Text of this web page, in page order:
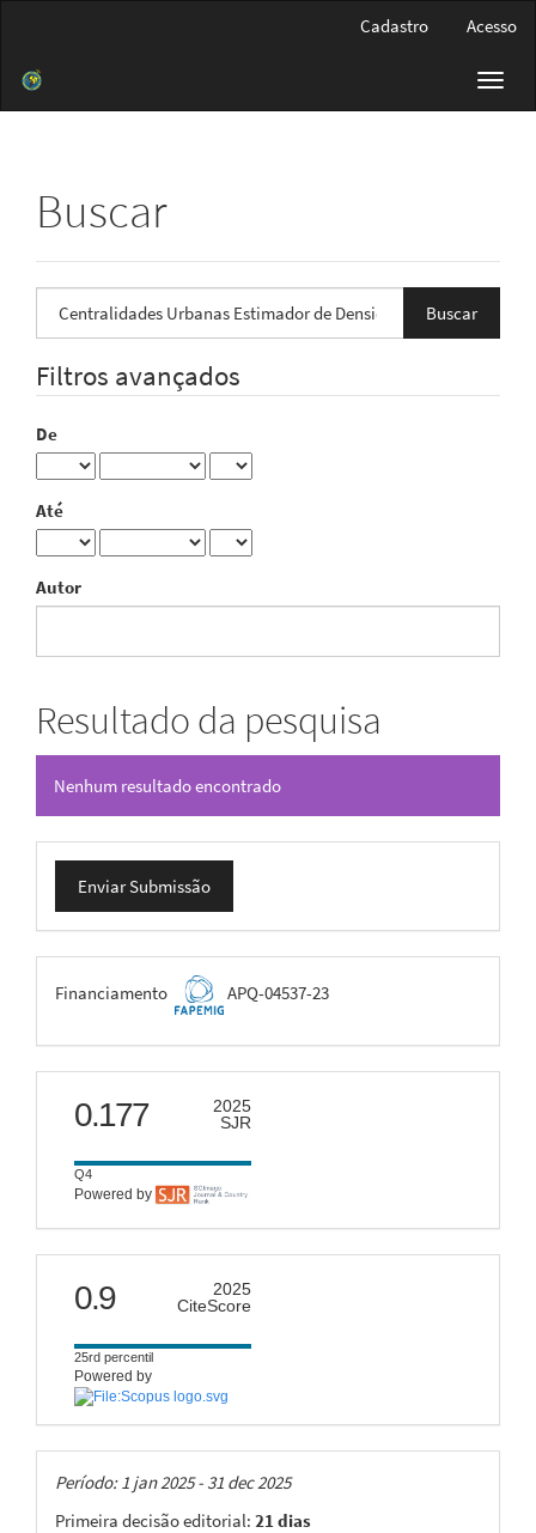
Barra
Cadastro Acesso
Buscar
termo
Filtros avançados
De
Até
Autor
Resultado da pesquisa
Nenhum resultado encontrado
Enviar
Submissão
Enviar Submissão
FAPEMIG
Financiamento APQ-04537-23
scimago
0.177
2025
SJR
Q4
Powered by
citescore
0.9
2025
CiteScore
25rd percentil
Powered by
Taxas
Período: 1 jan 2025 - 31 dec 2025
Primeira decisão editorial: 21 dias